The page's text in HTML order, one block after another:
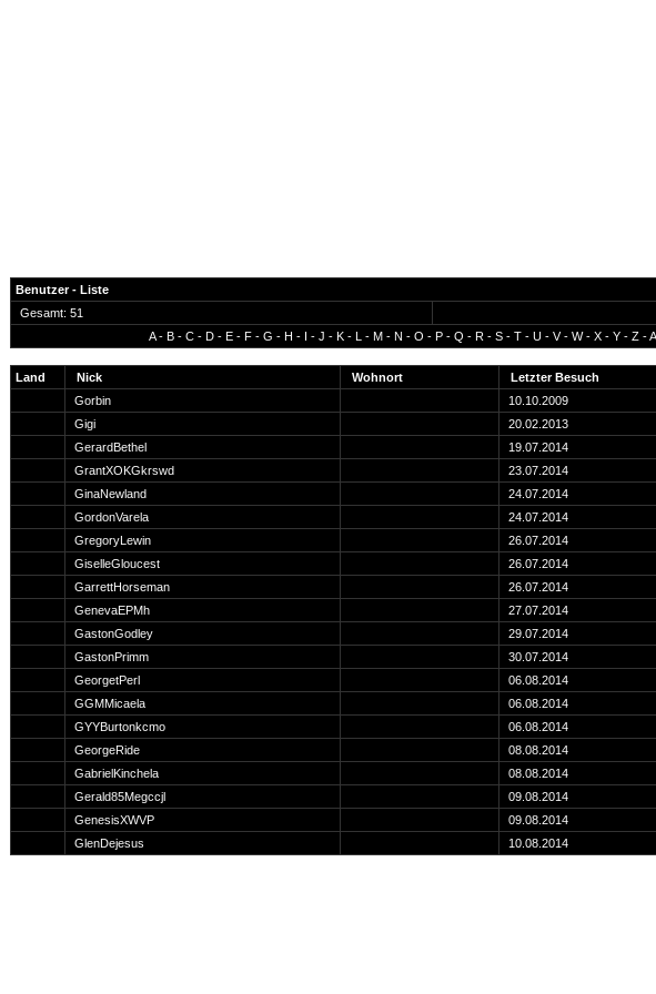
Benutzer - Liste
Gesamt: 51
A- B - C - D - E - F - G - H - I - J - K - L - M - N - O - P - Q - R - S - T - U - V- W- X - Y - Z -
Land Nick Wohnort Letzter Besuch
Gorbin
10.10.2009
Gigi
20.02.2013
GerardBethel
19.07.2014
GrantXOKGkrswd
23.07.2014
GinaNewland
24.07.2014
GordonVarela
24.07.2014
GregoryLewin
26.07.2014
GiselleGloucest
26.07.2014
GarrettHorseman
26.07.2014
GenevaEPMh
27.07.2014
GastonGodley
29.07.2014
GastonPrimm
30.07.2014
GeorgetPerl
06.08.2014
GGMMicaela
06.08.2014
GYYBurtonkcmo
06.08.2014
GeorgeRide
08.08.2014
GabrielKinchela
08.08.2014
Gerald85Megccjl
09.08.2014
GenesisXWVP
09.08.2014
GlenDejesus
10.08.2014